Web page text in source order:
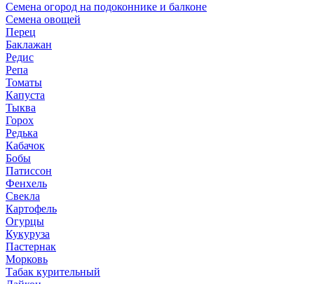
Семена огород на подоконнике и балконе
Семена овощей
Перец
Баклажан
Редис
Репа
Томаты
Капуста
Тыква
Горох
Редька
Кабачок
Бобы
Патиссон
Фенхель
Свекла
Картофель
Огурцы
Кукуруза
Пастернак
Морковь
Табак курительный